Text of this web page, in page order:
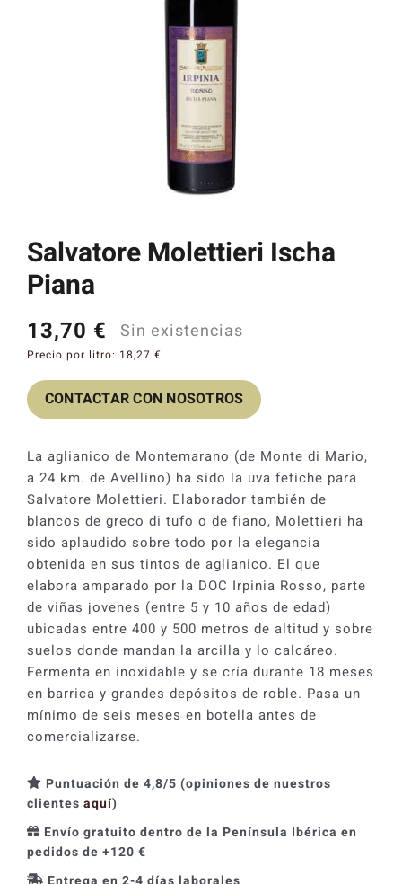
Salvatore Molettieri Ischa
Piana
13,70 € Sin existencias
Precio por litro: 18,27 €
CONTACTAR CON NOSOTROS
La aglianico de Montemarano (de Monte di Mario,
a 24 km. de Avellino) ha sido la uva fetiche para
Salvatore Molettieri. Elaborador también de
blancos de greco di tufo o de fiano, Molettieri ha
sido aplaudido sobre todo por la elegancia
obtenida en sus tintos de aglianico. El que
elabora amparado por la DOC Irpinia Rosso, parte
de viñas jovenes (entre 5 y 10 años de edad)
ubicadas entre 400 y 500 metros de altitud y sobre
suelos donde mandan la arcilla y lo calcáreo.
Fermenta en inoxidable y se cría durante 18 meses
en barrica y grandes depósitos de roble. Pasa un
mínimo de seis meses en botella antes de
comercializarse.
Puntuación de 4,8/5 (opiniones de nuestros
clientes aquí)
Envío gratuito dentro de la Península Ibérica en
pedidos de +120 €